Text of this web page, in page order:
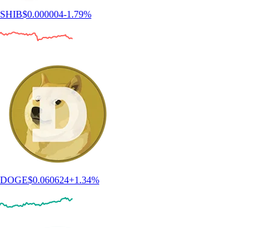
SHIB$0.000004-1.79%
DOGE$0.060624+1.34%